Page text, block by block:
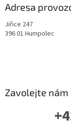
Adresa
Jiřice 247
396 01 Humpolec
Zavolejte nám